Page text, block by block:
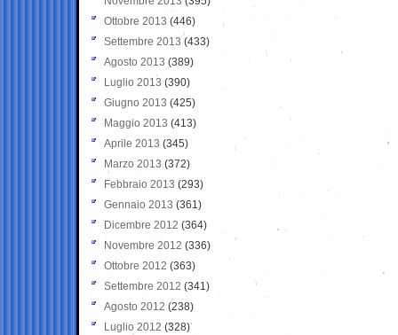
Ottobre 2013 (446)
Settembre 2013 (433)
Agosto 2013 (389)
Luglio 2013 (390)
Giugno 2013 (425)
Maggio 2013 (413)
Aprile 2013 (345)
Marzo 2013 (372)
Febbraio 2013 (293)
Gennaio 2013 (361)
Dicembre 2012 (364)
Novembre 2012 (336)
Ottobre 2012 (363)
Settembre 2012 (341)
Agosto 2012 (238)
Luglio 2012 (328)